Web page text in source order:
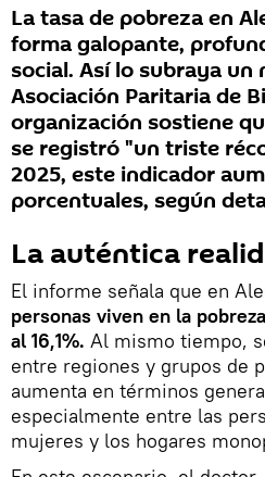
La tasa de pobreza en
forma galopante,
social. Así lo subraya
Asociación Paritaria de
organización sostiene
se registró "un triste
2025, este indicador
porcentuales, según
La auténtica
El informe señala que en
personas viven en la
al 16,1%. Al mismo tiempo,
entre regiones y grupos de
aumenta en términos
especialmente entre las
mujeres y los hogares